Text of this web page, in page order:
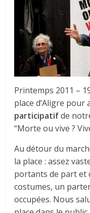
Printemps 2011 –
place d’Aligre pour
participatifde
“Morte ou vive ?
Au détour du
la place : assez
portants de part et
costumes, un
occupées. Nous